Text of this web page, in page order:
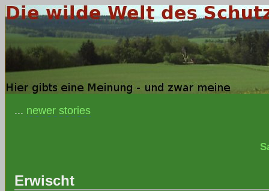
... newer stories
Erwischt